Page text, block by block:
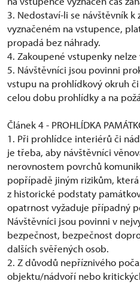
3. Nedostaví-li se návštěvník k
vyznačeném na vstupence,
propadá bez náhrady.
4. Zakoupené vstupenky
5. Návštěvníci jsou povinni
vstupu na prohlídkový okruh
celou dobu prohlídky a na
Článek 4 - PROHLÍDKA
1. Při prohlídce interiérů či
je třeba, aby návštěvníci
nerovnostem povrchů
popřípadě jiným rizikům,
z historické podstaty
opatrnost vyžaduje případný
Návštěvníci jsou povinni v
bezpečnost, bezpečnost
dalších svěřených osob.
2. Z důvodů nepříznivého
objektu/nádvoří nebo